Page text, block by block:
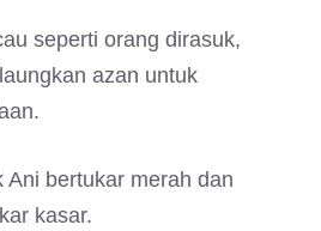
seperti orang dirasuk,
azan untuk
Ani bertukar merah dan
kasar.